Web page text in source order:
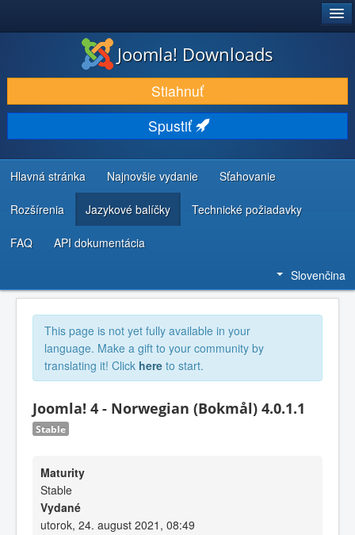
STIAHNUŤ & ROZŠÍRIŤ
OBJAVUJTE & UČTE SA
KOMUNITA & PODPORA
ZDROJE INFORMÁCIÍ PRE VÝVOJÁROV
Joomla! Downloads
Stiahnuť
Spustiť
Hlavná stránka Najnovšie vydanie Sťahovanie
Rozšírenia Jazykové balíčky Technické požiadavky
FAQ API dokumentácia
Slovenčina
This page is not yet fully available in your
language. Make a gift to your community by
translating it! Click here to start.
Joomla! 4 - Norwegian (Bokmål) 4.0.1.1
Stable
Maturity
Stable
Vydané
utorok, 24. august 2021, 08:49